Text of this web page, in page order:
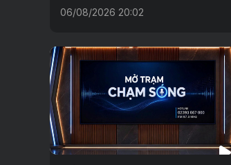
06/08/2026 20:02